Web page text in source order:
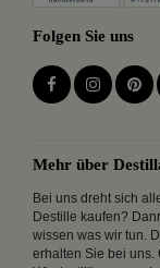
Folgen Sie uns
Mehr über
Bei uns dreht sich
Destille kaufen?
wissen was wir tun.
erhalten Sie bei uns.